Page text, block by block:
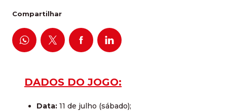
Compartilhar
DADOS DO JOGO:
Data: 11 de julho (sábado);